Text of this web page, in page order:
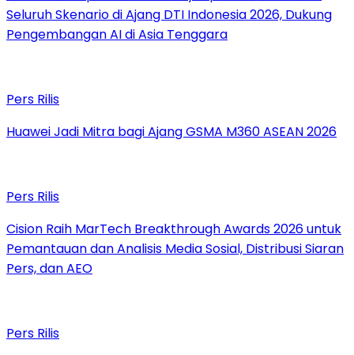
Seluruh Skenario di Ajang DTI Indonesia 2026, Dukung
Pengembangan AI di Asia Tenggara
Pers Rilis
Huawei Jadi Mitra bagi Ajang GSMA M360 ASEAN 2026
Pers Rilis
Cision Raih MarTech Breakthrough Awards 2026 untuk
Pemantauan dan Analisis Media Sosial, Distribusi Siaran
Pers, dan AEO
Pers Rilis